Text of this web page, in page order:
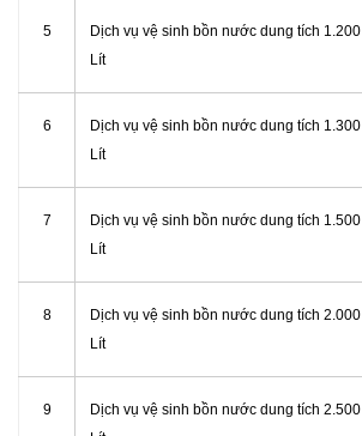
5
Dịch vụ vệ sinh bồn nước dung tích 1.200
Lít
6
Dịch vụ vệ sinh bồn nước dung tích 1.300
Lít
7
Dịch vụ vệ sinh bồn nước dung tích 1.500
Lít
8
Dịch vụ vệ sinh bồn nước dung tích 2.000
Lít
9
Dịch vụ vệ sinh bồn nước dung tích 2.500